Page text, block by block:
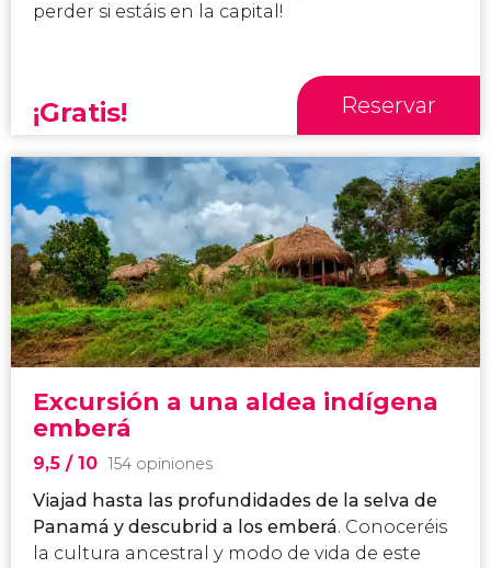
perder si estáis en la capital!
¡Gratis! Reservar
Excursión a una aldea indígena
emberá
9,5 / 10 154 opiniones
Viajad hasta las profundidades de la selva de
Panamá y descubrid a los emberá. Conoceréis
la cultura ancestral y modo de vida de este